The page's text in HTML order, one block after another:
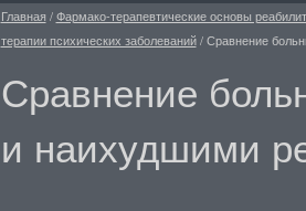
Главная /Фармако-терапевтические основы
терапии психических заболеваний/Сравнение
Сравнение
и наихудшими